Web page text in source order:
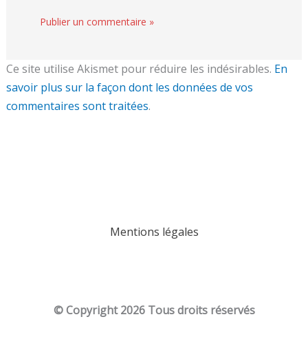
Ce site utilise Akismet pour réduire les indésirables. En
savoir plus sur la façon dont les données de vos
commentaires sont traitées.
Mentions légales
© Copyright2026 Tous droits réservés